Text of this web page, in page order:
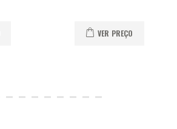
VER PREÇO